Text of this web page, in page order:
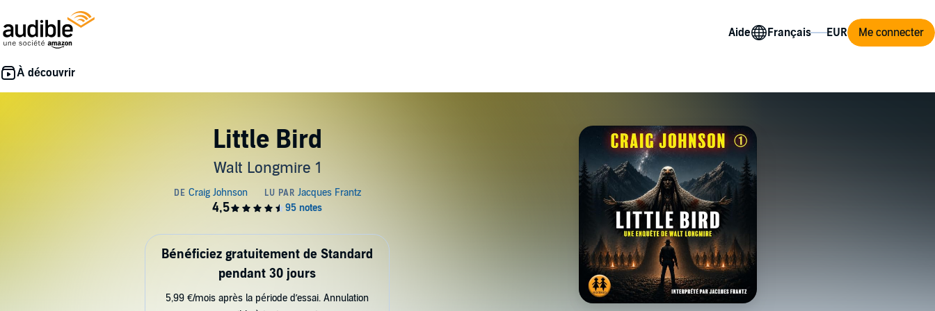
Aide Me connecter
Little Bird
Walt Longmire 1
Bénéficiez gratuitement de Standard
pendant 30 jours
5,99 €/mois après la période d’essai. Annulation